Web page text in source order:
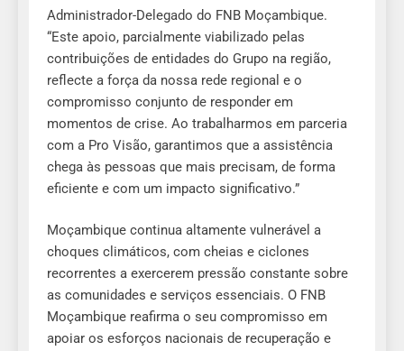
Administrador-Delegado do FNB Moçambique.
“Este apoio, parcialmente viabilizado pelas
contribuições de entidades do Grupo na região,
reflecte a força da nossa rede regional e o
compromisso conjunto de responder em
momentos de crise. Ao trabalharmos em parceria
com a Pro Visão, garantimos que a assistência
chega às pessoas que mais precisam, de forma
eficiente e com um impacto significativo.”
Moçambique continua altamente vulnerável a
choques climáticos, com cheias e ciclones
recorrentes a exercerem pressão constante sobre
as comunidades e serviços essenciais. O FNB
Moçambique reafirma o seu compromisso em
apoiar os esforços nacionais de recuperação e